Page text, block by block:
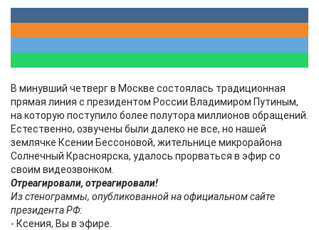
В минувший четверг в Москве состоялась традиционная
прямая линия с президентом России Владимиром Путиным,
на которую поступило более полутора миллионов обращений.
Естественно, озвучены были далеко не все, но нашей
землячке Ксении Бессоновой, жительнице микрорайона
Солнечный Красноярска, удалось прорваться в эфир со
своим видеозвонком.
Отреагировали, отреагировали!
Из стенограммы, опубликованной на официальном сайте
президента РФ:
- Ксения, Вы в эфире.